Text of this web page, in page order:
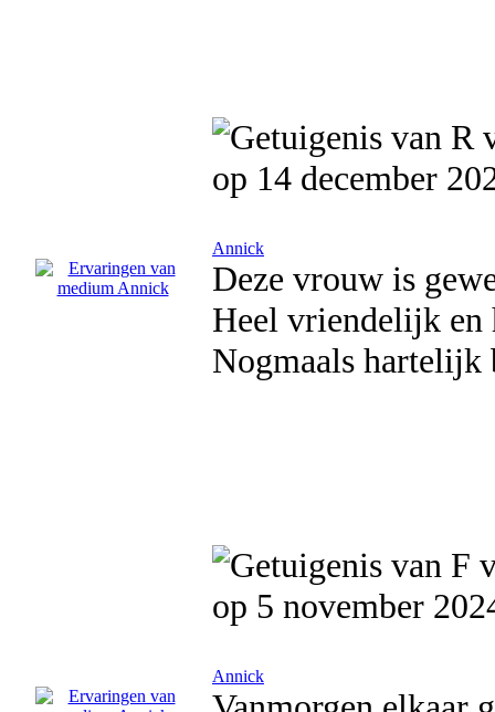
op 14 december
Annick
Deze vrouw is
Heel vriendelijk en
Nogmaals hartelijk
op 5 november
Annick